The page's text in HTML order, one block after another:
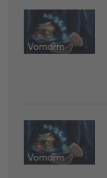
Vornorm
Vornorm